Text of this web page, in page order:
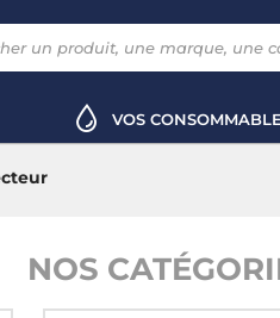
VOS
NOS